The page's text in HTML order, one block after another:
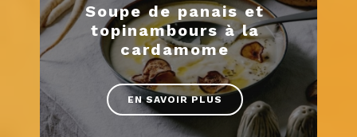
Soupe de panais et
topinambours à la
cardamome
EN SAVOIR PLUS